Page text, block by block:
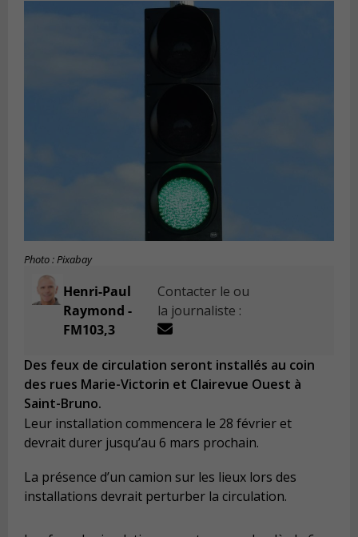
Photo : Pixabay
Henri-Paul
Raymond -
FM103,3
Contacter le ou
la journaliste :
Des feux de circulation seront installés au coin
des rues Marie-Victorin et Clairevue Ouest à
Saint-Bruno.
Leur installation commencera le 28 février et
devrait durer jusqu’au 6 mars prochain.
La présence d’un camion sur les lieux lors des
installations devrait perturber la circulation.